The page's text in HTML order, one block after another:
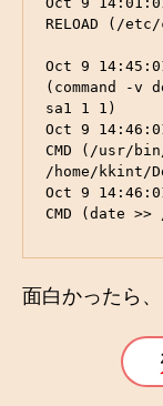
RELOAD (/
Oct 9
(command -v
sa1 1 1)
Oct 9
CMD (/usr/
/home/kkint/
Oct 9
CMD (date
面白かったら